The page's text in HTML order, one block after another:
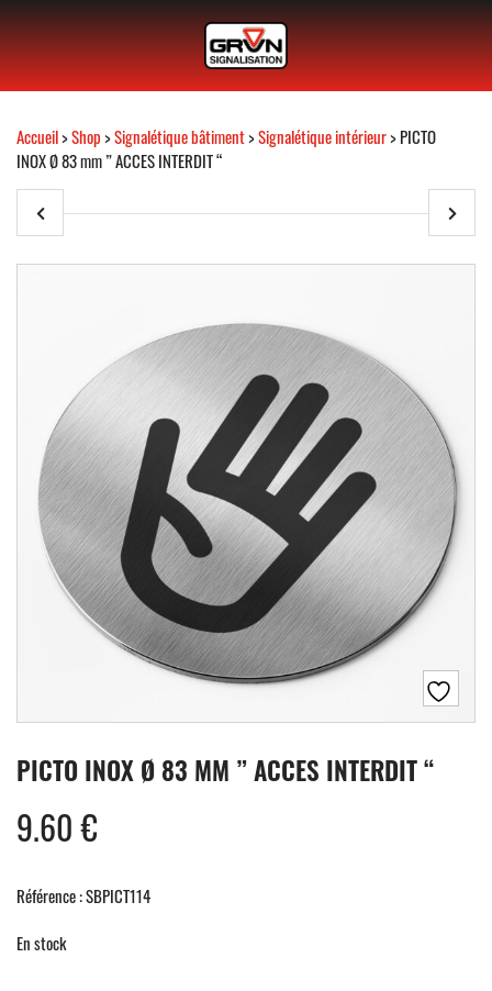
Accueil>Shop>Signalétique bâtiment>Signalétique intérieur> PICTO
INOX Ø 83 mm ” ACCES INTERDIT “
PICTO INOX Ø 83 MM ” ACCES INTERDIT “
9.60€
Référence : SBPICT114
En stock